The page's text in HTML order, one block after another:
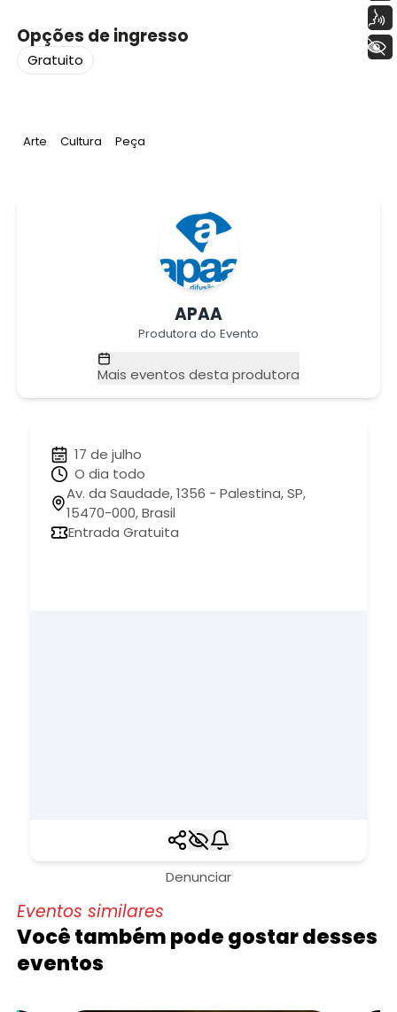
Opções de ingresso
Gratuito
Tag:
Arte Tag:
Cultura Tag:
Peça
APAA
Produtora do Evento
Mais eventos desta produtora
17 de julho
O dia todo
Av. da Saudade, 1356 - Palestina, SP,
15470-000, Brasil
Entrada Gratuita
Denunciar
Eventos similares
Você também pode gostar desses
eventos